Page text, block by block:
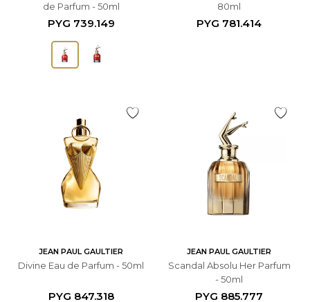
de Parfum - 50ml
PYG 739.149
80ml
PYG 781.414
JEAN PAUL GAULTIER
Divine Eau de Parfum - 50ml
PYG 847.318
JEAN PAUL GAULTIER
Scandal Absolu Her Parfum
- 50ml
PYG 885.777